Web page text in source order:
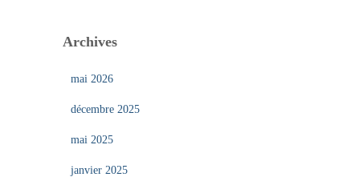
Archives
mai 2026
décembre 2025
mai 2025
janvier 2025